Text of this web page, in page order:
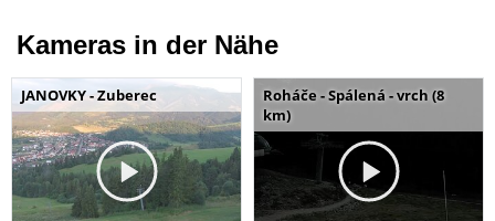
Kameras in der Nähe
JANOVKY - Zuberec
Roháče - Spálená - vrch (8
km)